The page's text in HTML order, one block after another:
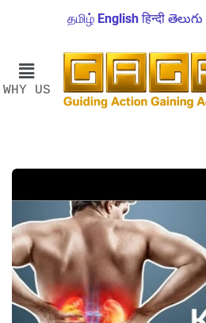
தமிழ் English हिन्दी తెలుగు
WHY US